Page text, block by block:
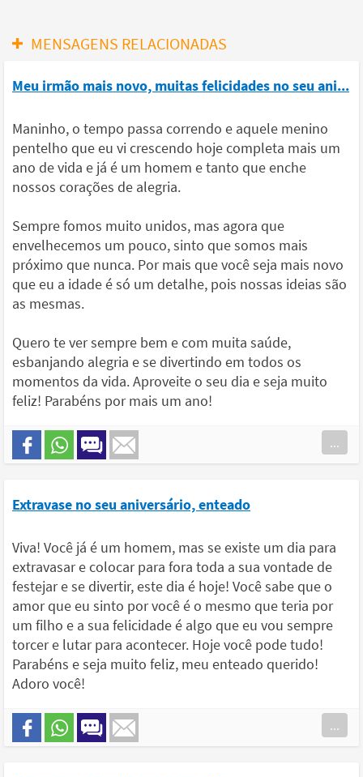
MENSAGENS RELACIONADAS
Meu irmão mais novo, muitas felicidades no seu ani...
Maninho, o tempo passa correndo e aquele menino
pentelho que eu vi crescendo hoje completa mais um
ano de vida e já é um homem e tanto que enche
nossos corações de alegria.
Sempre fomos muito unidos, mas agora que
envelhecemos um pouco, sinto que somos mais
próximo que nunca. Por mais que você seja mais novo
que eu a idade é só um detalhe, pois nossas ideias são
as mesmas.
Quero te ver sempre bem e com muita saúde,
esbanjando alegria e se divertindo em todos os
momentos da vida. Aproveite o seu dia e seja muito
feliz! Parabéns por mais um ano!
...
Extravase no seu aniversário, enteado
Viva! Você já é um homem, mas se existe um dia para
extravasar e colocar para fora toda a sua vontade de
festejar e se divertir, este dia é hoje! Você sabe que o
amor que eu sinto por você é o mesmo que teria por
um filho e a sua felicidade é algo que eu vou sempre
torcer e lutar para acontecer. Hoje você pode tudo!
Parabéns e seja muito feliz, meu enteado querido!
Adoro você!
...